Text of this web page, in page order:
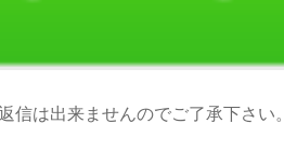
は出来ませんのでご了承下さい。